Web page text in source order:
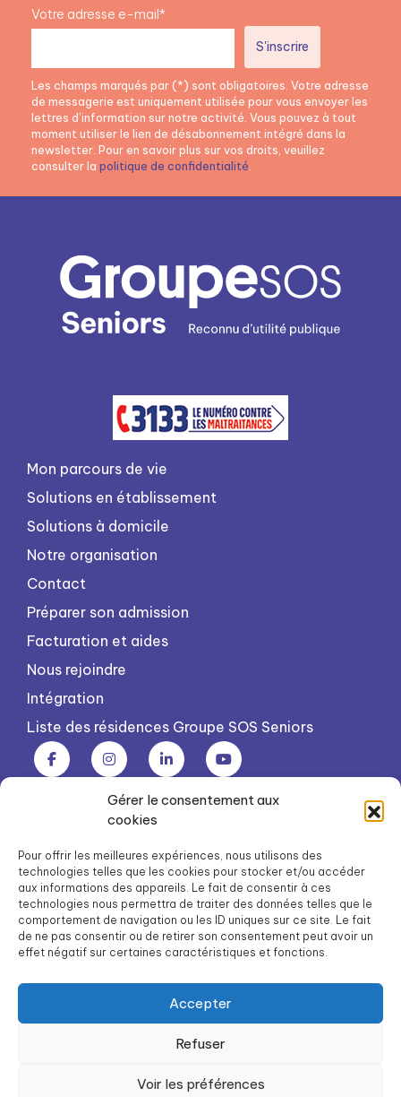
Gérer le consentement aux
cookies
Pour offrir les meilleures expériences, nous utilisons des
technologies telles que les cookies pour stocker et/ou accéder
aux informations des appareils. Le fait de consentir à ces
technologies nous permettra de traiter des données telles que le
comportement de navigation ou les ID uniques sur ce site. Le fait
de ne pas consentir ou de retirer son consentement peut avoir un
effet négatif sur certaines caractéristiques et fonctions.
Accepter
Refuser
Voir les préférences
Votre adresse e-mail*
Les champs marqués par (*) sont obligatoires. Votre adresse
de messagerie est uniquement utilisée pour vous envoyer les
lettres d’information sur notre activité. Vous pouvez à tout
moment utiliser le lien de désabonnement intégré dans la
newsletter. Pour en savoir plus sur vos droits, veuillez
consulter la politique de confidentialité
Mon parcours de vie
Solutions en établissement
Solutions à domicile
Notre organisation
Contact
Préparer son admission
Facturation et aides
Nous rejoindre
Intégration
Liste des résidences Groupe SOS Seniors
Groupe SOS Seniors est une association du Groupe SOS
dg.seniors@groupe-sos.org
ARPAVIE est une association du Groupe SOS